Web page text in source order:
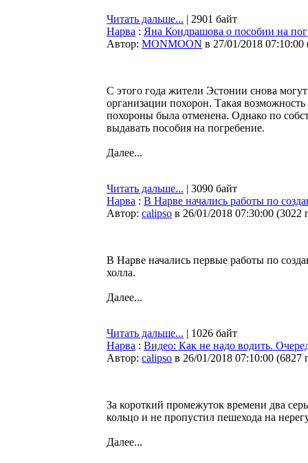
Читать дальше... | 2901 байт
Нарва : Яна Кондрашова о пособии на
Автор: MONMOON в 27/01/2018 07:10:00
С этого года жители Эстонии снова
организации похорон. Такая
похороны была отменена. Однако по
выдавать пособия на погребение.
Далее...
Читать дальше... | 3090 байт
Нарва : В Нарве начались работы по
Автор: calipso в 26/01/2018 07:30:00 (3022
В Нарве начались первые работы по
холла.
Далее...
Читать дальше... | 1026 байт
Нарва : Видео: Как не надо водить.
Автор: calipso в 26/01/2018 07:10:00 (6827
За короткий промежуток времени два
кольцо и не пропустил пешехода на
Далее...